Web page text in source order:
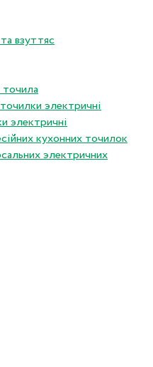
взуттяс
точила
электричнi
электричнi
кухонних точилок
электричних